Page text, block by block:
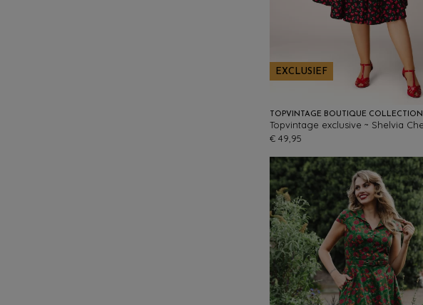
EXCLUSIEF
TOPVINTAGE BOUTIQUE COLLECTION
€ 49,95